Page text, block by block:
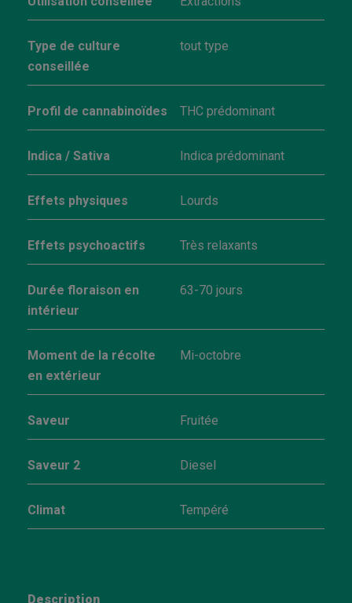
Type de culture
conseillée
tout type
Profil de cannabinoïdes THC prédominant
Indica / Sativa Indica prédominant
Effets physiques Lourds
Effets psychoactifs Très relaxants
Durée floraison en
intérieur
63-70 jours
Moment de la récolte
en extérieur
Mi-octobre
Saveur Fruitée
Saveur 2 Diesel
Climat Tempéré
Description